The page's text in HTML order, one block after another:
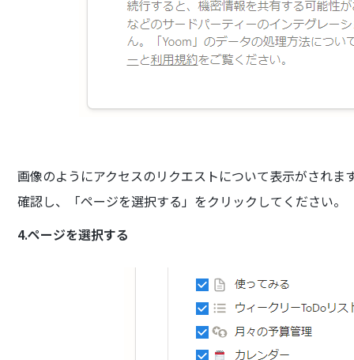
画像のようにアクセスのリクエストについて表示がされま
確認し、「ページを選択する」をクリックしてください。
4.ページを選択する